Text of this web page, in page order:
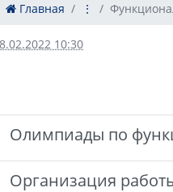
Главная ⋮
10:30
Олимпиады по
Организация